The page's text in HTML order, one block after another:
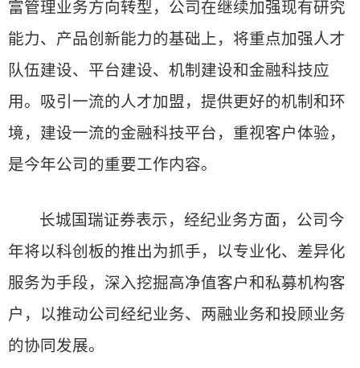
富管理业务方向转型，公司在继续加强现有研究
能力、产品创新能力的基础上，将重点加强人才
队伍建设、平台建设、机制建设和金融科技应
用。吸引一流的人才加盟，提供更好的机制和环
境，建设一流的金融科技平台，重视客户体验，
是今年公司的重要工作内容。
长城国瑞证券表示，经纪业务方面，公司今
年将以科创板的推出为抓手，以专业化、差异化
服务为手段，深入挖掘高净值客户和私募机构客
户，以推动公司经纪业务、两融业务和投顾业务
的协同发展。